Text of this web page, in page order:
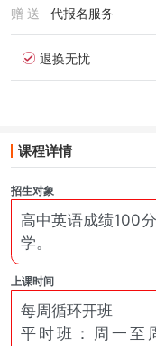
赠 送 代报名服务
退换无忧
课程详情
招生对象
高中英语成绩100
学。
上课时间
每周循环开班
平时班：周一至